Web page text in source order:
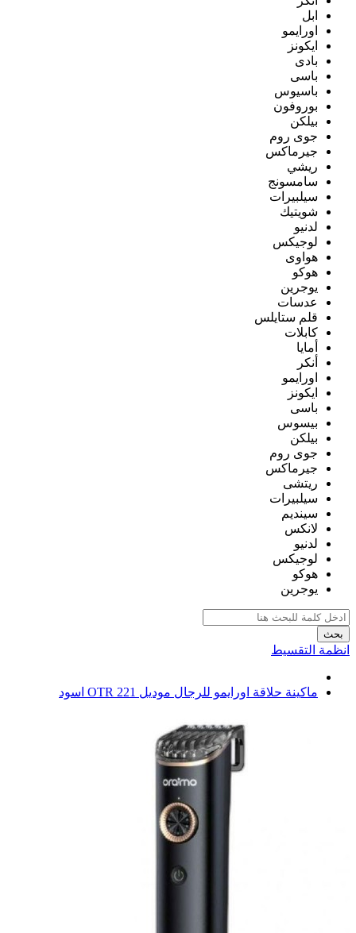
ابل
اورايمو
ايكونز
بادى
باسى
باسيوس
بوروفون
بيلكن
جوى روم
جيرماكس
ريشي
سامسونج
سيلبيرات
شويتيك
لدنيو
لوجيكس
هواوى
هوكو
يوجرين
عدسات
قلم ستايلس
كابلات
أمايا
أنكر
اورايمو
ايكونز
باسى
بيسوس
بيلكن
جوى روم
جيرماكس
ريتشى
سيلبيرات
سينديم
لانكس
لدنيو
لوجيكس
هوكو
يوجرين
بحث
انظمة التقسيط
ماكينة حلاقة اورايمو للرجال موديل OTR 221 اسود